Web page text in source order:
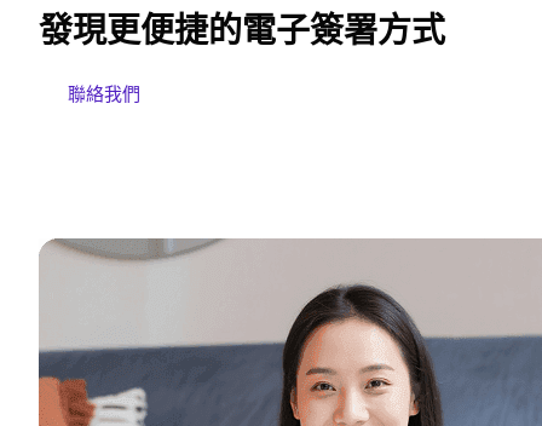
發現更便捷的電子簽署方式
聯絡我們